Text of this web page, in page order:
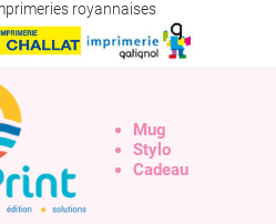
royannaises
Mug
Stylo
Cadeau